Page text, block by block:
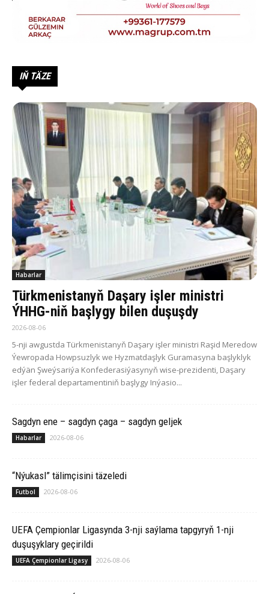
IŇ TÄZE
Habarlar
Türkmenistanyň Daşary işler ministri
ÝHHG-niň başlygy bilen duşuşdy
2026-08-06
5-nji awgustda Türkmenistanyň Daşary işler ministri Raşid Meredow
Ýewropada Howpsuzlyk we Hyzmatdaşlyk Guramasyna başlyklyk
edýän Şweýsariýa Konfederasiýasynyň wise-prezidenti, Daşary
işler federal departamentiniň başlygy Inýasio...
Sagdyn ene – sagdyn çaga – sagdyn geljek
Habarlar 2026-08-06
“Nýukasl” tälimçisini täzeledi
Futbol 2026-08-06
UEFA Çempionlar Ligasynda 3-nji saýlama tapgyryň 1-nji
duşuşyklary geçirildi
UEFA Çempionlar Ligasy 2026-08-06